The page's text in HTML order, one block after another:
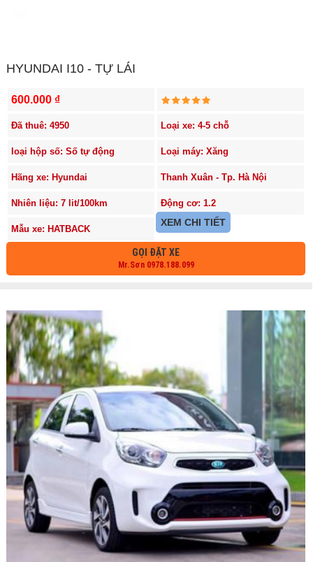
HYUNDAI I10 - TỰ LÁI
600.000 ₫
Đã thuê: 4950 Loại xe: 4-5 chỗ
loại hộp số: Số tự động Loại máy: Xăng
Hãng xe: Hyundai Thanh Xuân - Tp. Hà Nội
Nhiên liệu: 7 lit/100km Động cơ: 1.2
Mẫu xe: HATBACK
XEM CHI TIẾT
GỌI ĐẶT XE
Mr.Sơn 0978.188.099